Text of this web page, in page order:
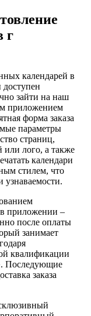
г
календарей в
зайти на наш
приложением
форма заказа
параметры
страниц,
или лого, а также
календари
стилем, что
узнаваемости.
приложении –
после оплаты
занимает
квалификации
Последующие
заказа